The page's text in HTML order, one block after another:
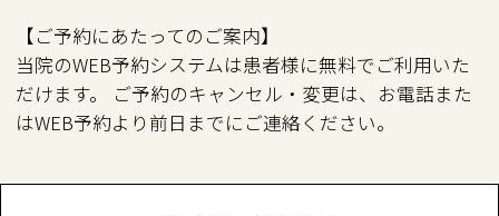
【ご予約にあたってのご案内】
当院のWEB予約システムは患者様に無料でご利用いた
だけます。 ご予約のキャンセル・変更は、お電話また
はWEB予約より前日までにご連絡ください。